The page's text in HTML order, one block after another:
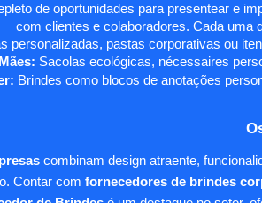
de oportunidades para presentear e
com clientes e colaboradores. Cada uma
personalizadas, pastas corporativas ou
Sacolas ecológicas, nécessaires
Brindes como blocos de anotações
combinam design atraente,
Contar com fornecedores de brindes